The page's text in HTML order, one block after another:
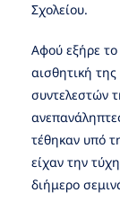
Σχολείου.
Αφού εξήρε
αισθητική
συντελεστών
τέθηκαν υπό
είχαν την
διήμερο